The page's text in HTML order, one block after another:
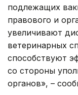
подлежащих
правового и
увеличивают
ветеринарных
способствуют
со стороны
органов», –